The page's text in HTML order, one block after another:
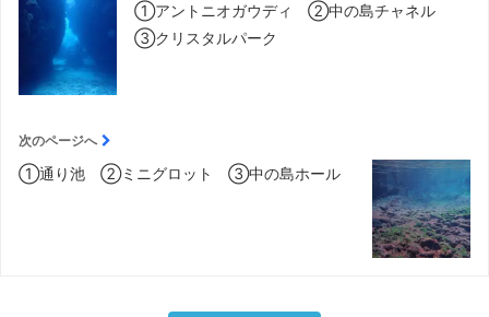
①アントニオガウディ ②中の島チャネル
③クリスタルパーク
次のページへ
①通り池 ②ミニグロット ③中の島ホール